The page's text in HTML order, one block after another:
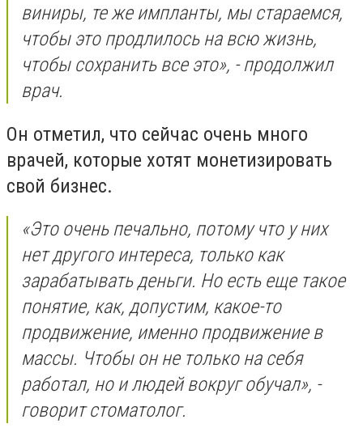
виниры, те же импланты, мы стараемся,
чтобы это продлилось на всю жизнь,
чтобы сохранить все это», - продолжил
врач.
Он отметил, что сейчас очень много
врачей, которые хотят монетизировать
свой бизнес.
«Это очень печально, потому что у них
нет другого интереса, только как
зарабатывать деньги. Но есть еще такое
понятие, как, допустим, какое-то
продвижение, именно продвижение в
массы. Чтобы он не только на себя
работал, но и людей вокруг обучал», -
говорит стоматолог.